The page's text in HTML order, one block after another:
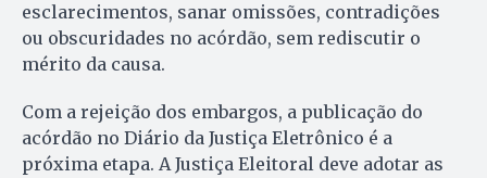
esclarecimentos, sanar omissões, contradições
ou obscuridades no acórdão, sem rediscutir o
mérito da causa.
Com a rejeição dos embargos, a publicação do
acórdão no Diário da Justiça Eletrônico é a
próxima etapa. A Justiça Eleitoral deve adotar as